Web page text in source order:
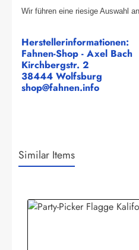
Wir führen eine riesige Auswahl
Herstellerinformationen:
Fahnen-Shop - Axel Bach
Kirchbergstr. 2
38444 Wolfsburg
shop@fahnen.info
Similar Items